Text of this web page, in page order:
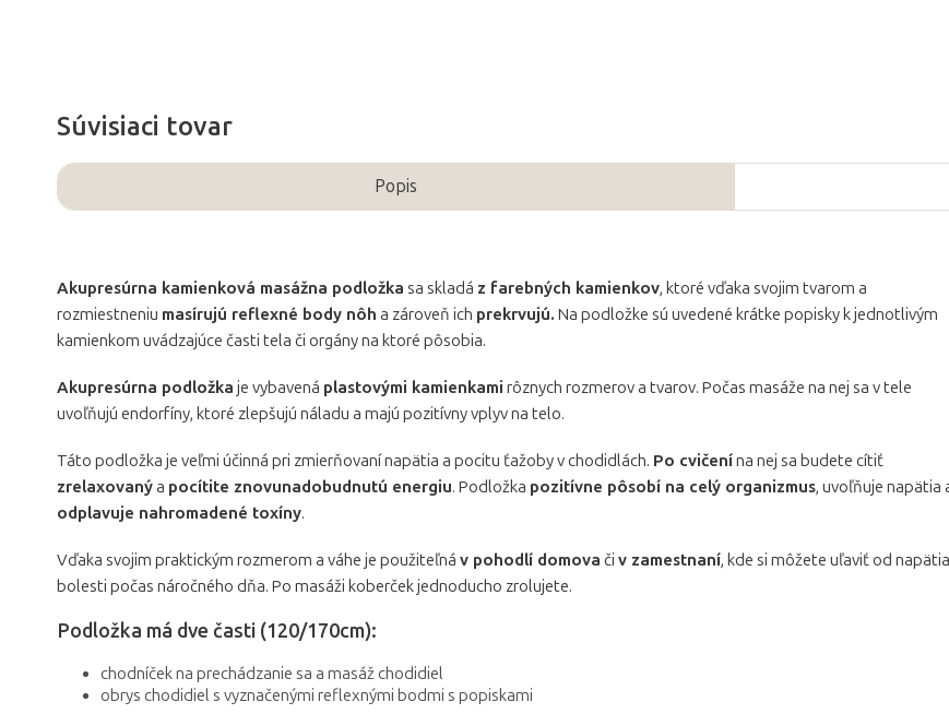
Súvisiaci tovar
Popis
Akupresúrna kamienková masážna podložka sa skladá z farebných kamienkov, ktoré vďaka svojim tvarom a
rozmiestneniu masírujú reflexné body nôh a zároveň ich prekrvujú. Na podložke sú uvedené krátke popisky k jednotlivým
kamienkom uvádzajúce časti tela či orgány na ktoré pôsobia.
Akupresúrna podložka je vybavená plastovými kamienkami rôznych rozmerov a tvarov. Počas masáže na nej sa v tele
uvoľňujú endorfíny, ktoré zlepšujú náladu a majú pozitívny vplyv na telo.
Táto podložka je veľmi účinná pri zmierňovaní napätia a pocitu ťažoby v chodidlách. Po cvičenína nej sa budete cítiť
zrelaxovanýa pocítite znovunadobudnutú energiu. Podložka pozitívne pôsobí na celý organizmus, uvoľňuje napätia
odplavuje nahromadené toxíny.
Vďaka svojim praktickým rozmerom a váhe je použiteľná v pohodlí domova či v zamestnaní, kde si môžete uľaviť od
bolesti počas náročného dňa. Po masáži koberček jednoducho zrolujete.
Podložka má dve časti (120/170cm):
chodníček na prechádzanie sa a masáž chodidiel
obrys chodidiel s vyznačenými reflexnými bodmi s popiskami